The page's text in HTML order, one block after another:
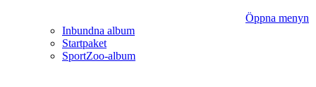
Öppna menyn
Inbundna album
Startpaket
SportZoo-album